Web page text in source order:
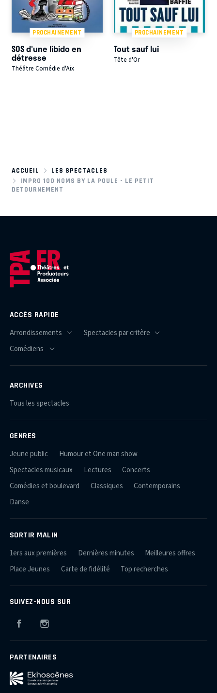
PROCHAINEMENT
SOS d'une libido en
détresse
Théâtre Comédie d'Aix
PROCHAINEMENT
Tout sauf lui
Tête d'Or
ACCUEIL
LES SPECTACLES
IMPRO 100 NOMS BY LA POULE - LE PETIT
DETOURNEMENT
ACCÈS RAPIDE
ARCHIVES
Tous les spectacles
GENRES
Jeune public
Humour et One man show
Spectacles musicaux
Lectures
Concerts
Comédies et boulevard
Classiques
Contemporains
Danse
SORTIR MALIN
1ers aux premières Dernières minutes
Meilleures offres
Place Jeunes
Carte de fidélité Top recherches
SUIVEZ-NOUS SUR
Facebook
PARTENAIRES